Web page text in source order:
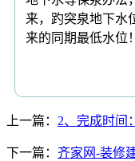
来，趵突泉地下水
来的同期最低水位！
上一篇： 2、完成时间
下一篇： 齐家网-装修